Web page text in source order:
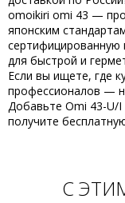
omoikiri omi 43 —
японским
сертифицированную
для быстрой и
Если вы ищете, где
профессионалов —
Добавьте Omi 43-U/I
получите
С